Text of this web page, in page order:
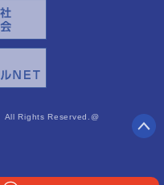
All Rights Reserved.@